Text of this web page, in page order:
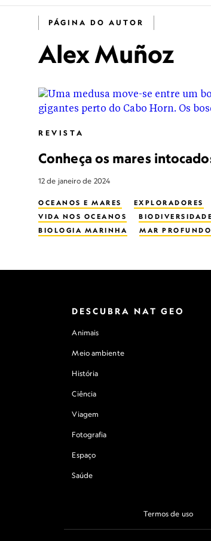
PÁGINA DO AUTOR
Alex Muñoz
REVISTA
Conheça os mares
12 de janeiro de 2024
OCEANOS E MARES
EXPLORADORES
VIDA NOS OCEANOS
BIOLOGIA MARINHA
MAR PROFUNDO
DESCUBRA NAT GEO
Animais
Meio ambiente
História
Ciência
Viagem
Fotografia
Espaço
Saúde
Termos de uso